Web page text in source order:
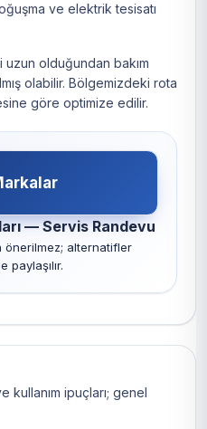
ve elektrik tesisatı
uzun olduğundan bakım
olabilir. Bölgemizdeki rota
göre optimize edilir.
— Servis Randevu
önerilmez; alternatifler
paylaşılır.
kullanım ipuçları; genel